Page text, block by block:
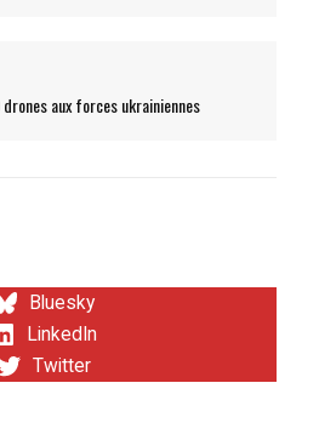
aux forces ukrainiennes
Bluesky
LinkedIn
Twitter